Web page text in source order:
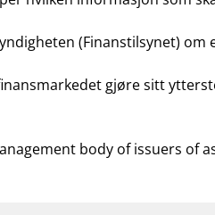
(Finanstilsynet)
gjøre sitt
body of issuers of